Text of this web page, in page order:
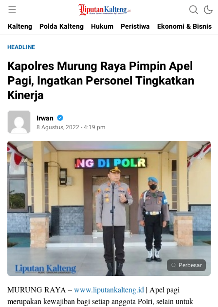
Liputan Kalteng
Akurat, Terpercaya & Independent
Kalteng
Polda Kalteng Hukum Peristiwa Ekonomi & Bisnis
HEADLINE
Kapolres Murung Raya Pimpin Apel
Pagi, Ingatkan Personel Tingkatkan
Kinerja
Irwan
8 Agustus, 2022 - 4:19 pm
Perbesar
MURUNG RAYA –www.liputankalteng.id | Apel pagi
merupakan kewajiban bagi setiap anggota Polri, selain untuk